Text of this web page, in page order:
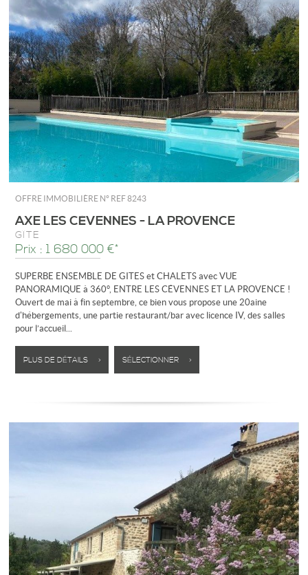
OFFRE IMMOBILIÈRE N° REF 8243
AXE LES CÉVENNES - LA PROVENCE
GÎTE
Prix : 1 680 000 €*
SUPERBE ENSEMBLE DE GITES et CHALETS avec VUE
PANORAMIQUE à 360°, ENTRE LES CÉVENNES ET LA PROVENCE !
Ouvert de mai à fin septembre, ce bien vous propose une 20aine
d'hébergements, une partie restaurant/bar avec licence IV, des salles
pour l’accueil...
PLUS DE DÉTAILS > SÉLECTIONNER >